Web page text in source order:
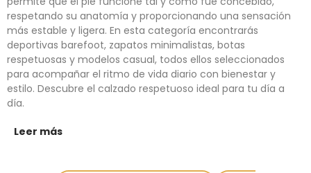
respetando su anatomía y proporcionando una sensación
más estable y ligera. En esta categoría encontrarás
deportivas barefoot, zapatos minimalistas, botas
respetuosas y modelos casual, todos ellos seleccionados
para acompañar el ritmo de vida diario con bienestar y
estilo. Descubre el calzado respetuoso ideal para tu día a
día.
Leer más